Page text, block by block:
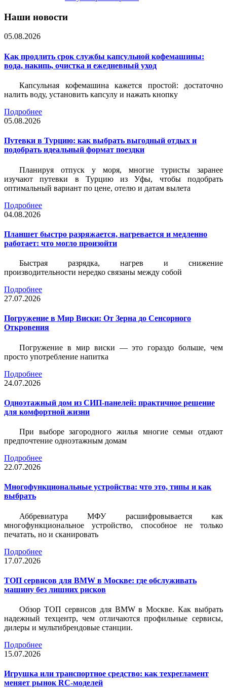
Наши новости
05.08.2026
Как продлить срок службы капсульной кофемашины:
вода, накипь, очистка и ежедневный уход
Капсульная кофемашина кажется простой: достаточно
налить воду, установить капсулу и нажать кнопку
Подробнее
05.08.2026
Путевки в Турцию: как выбрать выгодный отдых и
подобрать идеальный формат поездки
Планируя отпуск у моря, многие туристы заранее
изучают путевки в Турцию из Уфы, чтобы подобрать
оптимальный вариант по цене, отелю и датам вылета
Подробнее
04.08.2026
Планшет быстро разряжается, нагревается и медленно
работает: что могло произойти
Быстрая разрядка, нагрев и снижение
производительности нередко связаны между собой
Подробнее
27.07.2026
Погружение в Мир Виски: От Зерна до Сенсорного
Откровения
Погружение в мир виски — это гораздо больше, чем
просто употребление напитка
Подробнее
24.07.2026
Одноэтажный дом из СИП-панелей: практичное решение
для комфортной жизни
При выборе загородного жилья многие семьи отдают
предпочтение одноэтажным домам
Подробнее
22.07.2026
Многофункциональные устройства: что это, типы и как
выбрать
Аббревиатура МФУ расшифровывается как
многофункциональное устройство, способное не только
печатать, но и сканировать
Подробнее
17.07.2026
ТОП сервисов для BMW в Москве: где обслуживать
машину без лишних рисков
Обзор ТОП сервисов для BMW в Москве. Как выбрать
надежный техцентр, чем отличаются профильные сервисы,
дилеры и мультибрендовые станции.
Подробнее
15.07.2026
Игрушка или транспортное средство: как техрегламент
меняет рынок RC-моделей